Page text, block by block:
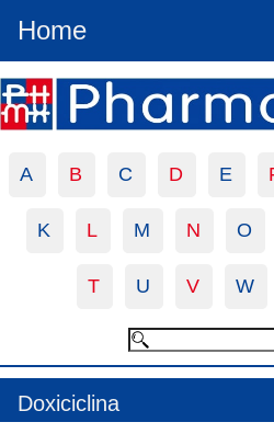
Home
A B C D E
K L M N O
T U V W
Doxiciclina